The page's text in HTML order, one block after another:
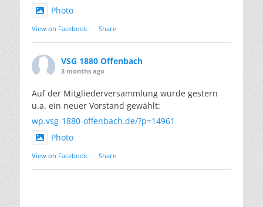
Photo
View on Facebook · Share
VSG 1880 Offenbach
3 months ago
Auf der Mitgliederversammlung wurde gestern
u.a. ein neuer Vorstand gewählt:
wp.vsg-1880-offenbach.de/?p=14961
Photo
View on Facebook · Share